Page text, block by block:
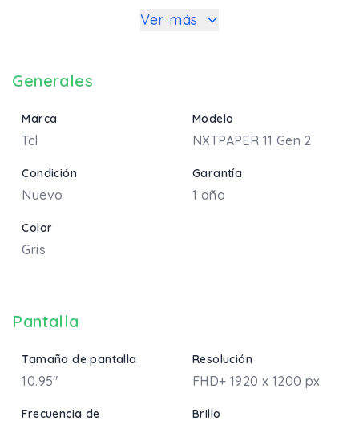
Ver más
Generales
Marca
Tcl
Modelo
NXTPAPER 11 Gen 2
Condición
Nuevo
Garantía
1 año
Color
Gris
Pantalla
Tamaño de pantalla
10.95"
Resolución
FHD+ 1920 x 1200 px
Frecuencia de
Brillo